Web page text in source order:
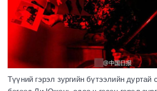
Түүний гэрэл зургийн бүтээлийн дуртай